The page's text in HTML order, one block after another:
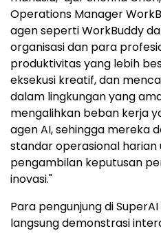
Operations Manager
agen seperti WorkBuddy
organisasi dan para
produktivitas yang lebih
eksekusi kreatif, dan
dalam lingkungan yang
mengalihkan beban kerja
agen AI, sehingga mereka
standar operasional harian
pengambilan keputusan
inovasi."
Para pengunjung di
langsung demonstrasi